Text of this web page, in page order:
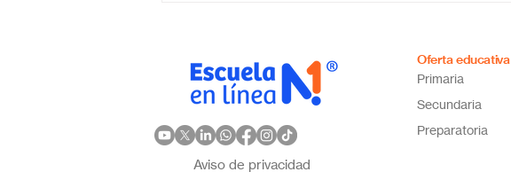
Aviso de privacidad
Oferta educativa
Primaria
Secundaria
Preparatoria